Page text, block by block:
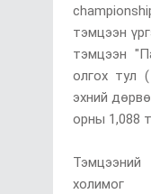
тэмцээн
тэмцээн
олгох тул
эхний
орны 1,088
холимог